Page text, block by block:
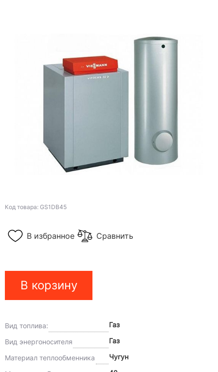
Код товара: GS1DB45
В избранное Сравнить
В корзину
Вид топлива: Газ
Вид энергоносителя Газ
Материал теплообменника Чугун